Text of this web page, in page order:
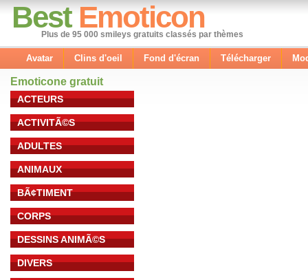
Best Emoticon
Plus de 95 000 smileys gratuits classés par thèmes
Avatar Clins d'oeil Fond d'écran Télécharger
Emoticone gratuit
ACTEURS
ACTIVITÃ©S
ADULTES
ANIMAUX
BÃ¢TIMENT
CORPS
DESSINS ANIMÃ©S
DIVERS